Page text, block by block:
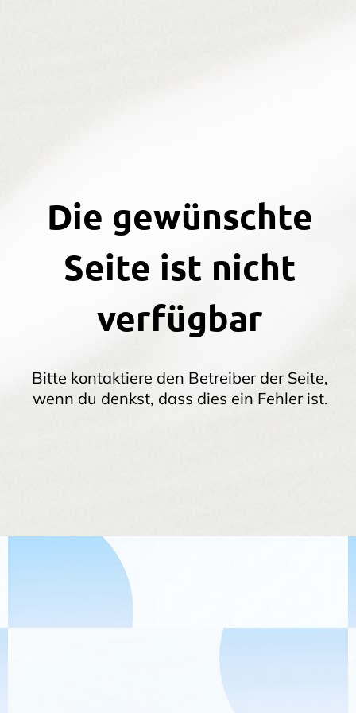
Die gewünschte
Seite ist nicht
verfügbar
Bitte kontaktiere den Betreiber der Seite,
wenn du denkst, dass dies ein Fehler ist.